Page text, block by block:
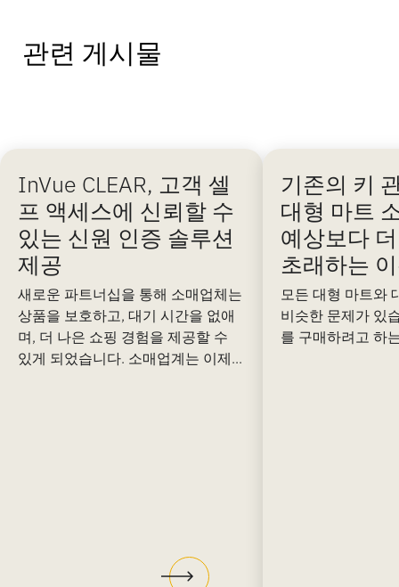
관련 게시물
InVue CLEAR, 고객 셀
프 액세스에 신뢰할 수
있는 신원 인증 솔루션
제공
새로운 파트너십을 통해 소매업체는
상품을 보호하고, 대기 시간을 없애
며, 더 나은 쇼핑 경험을 제공할 수
있게 되었습니다. 소매업계는 이제...
기존의 키
대형 마트
예상보다
초래하는
모든 대형 마트와
비슷한 문제가 있
를 구매하려고 하